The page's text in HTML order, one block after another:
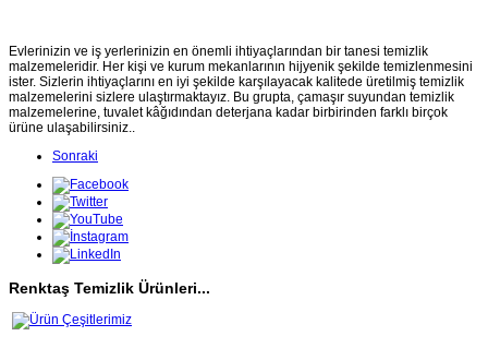
Evlerinizin ve iş yerlerinizin en önemli ihtiyaçlarından bir tanesi temizlik
malzemeleridir. Her kişi ve kurum mekanlarının hijyenik şekilde temizlenmesini
ister. Sizlerin ihtiyaçlarını en iyi şekilde karşılayacak kalitede üretilmiş temizlik
malzemelerini sizlere ulaştırmaktayız. Bu grupta, çamaşır suyundan temizlik
malzemelerine, tuvalet kâğıdından deterjana kadar birbirinden farklı birçok
ürüne ulaşabilirsiniz..
Sonraki
Renktaş Temizlik Ürünleri...